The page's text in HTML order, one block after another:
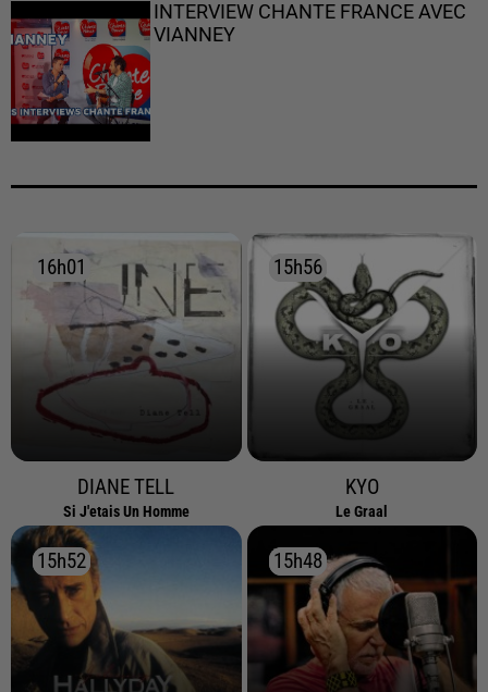
INTERVIEW CHANTE FRANCE AVEC
VIANNEY
16h01
16h01
DIANE TELL
Si J'etais Un Homme
15h56
15h56
KYO
Le Graal
15h52
15h52 15h48
15h48